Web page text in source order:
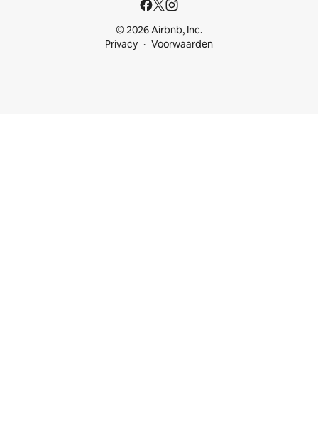
© 2026 Airbnb, Inc.
Privacy
Voorwaarden